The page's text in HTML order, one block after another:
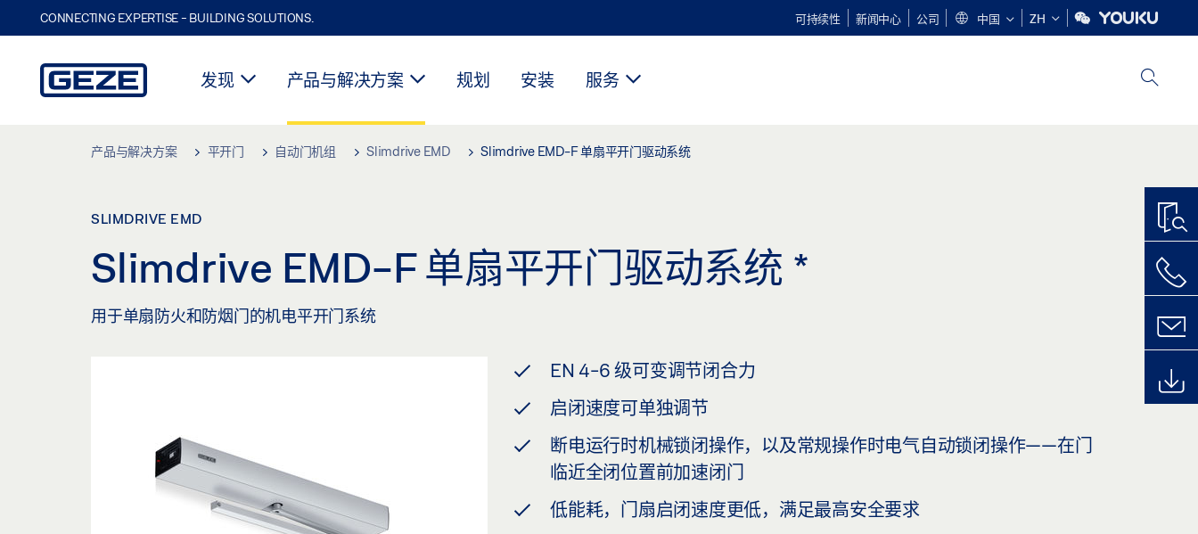
CONNECTING EXPERTISE - BUILDING SOLUTIONS. 可持续性 新闻中心 公司 中国 ZH
发现 产品与解决方案 规划 安装 服务
产品与解决方案 平开门 自动门机组 Slimdrive EMD Slimdrive EMD-F 单扇平开门驱动系统
SLIMDRIVE EMD
Slimdrive EMD-F 单扇平开门驱动系统 *
用于单扇防火和防烟门的机电平开门系统
EN 4-6 级可变调节闭合力
启闭速度可单独调节
断电运行时机械锁闭操作，以及常规操作时电气自动锁闭操作——在门
临近全闭位置前加速闭门
低能耗，门扇启闭速度更低，满足最高安全要求